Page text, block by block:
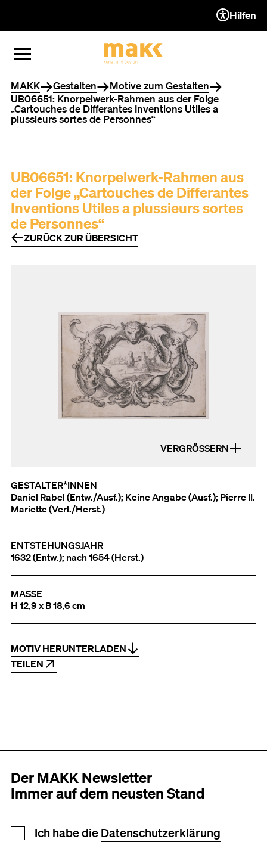
ZUM INHALT (ACCESSKEY 1)
ZUR NAVIGATION
ZUM FOOTER (ACCESSKEY 3)
MENÜ ÖFFNEN
MENÜ SCHLIESSEN
Hilfen
Sie befinden sich hier
MAKK Gestalten
Motive zum Gestalten
UB06651: Knorpelwerk-Rahmen aus der Folge
„Cartouches de Differantes Inventions Utiles a
plussieurs sortes de Personnes“
UB06651: Knorpelwerk-Rahmen aus
der Folge „Cartouches de Differantes
Inventions Utiles a plussieurs sortes
de Personnes“
ZURÜCK ZUR ÜBERSICHT
VERGRÖSSERN
GESTALTER*INNEN
Daniel Rabel (Entw./Ausf.); Keine Angabe (Ausf.); Pierre II.
Mariette (Verl./Herst.)
ENTSTEHUNGSJAHR
1632 (Entw.); nach 1654 (Herst.)
MASSE
H 12,9 x B 18,6 cm
MOTIV HERUNTERLADEN
TEILEN
Der MAKK Newsletter
Immer auf dem neusten Stand
Newsletter Anmeldung
Ich habe die Datenschutzerklärung